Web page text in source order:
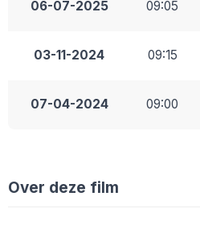
06-07-2025 09:05
03-11-2024 09:15
07-04-2024 09:00
Over deze film